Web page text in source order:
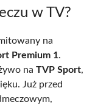
w TV?
na
Premium 1.
na TVP Sport,
Już przed